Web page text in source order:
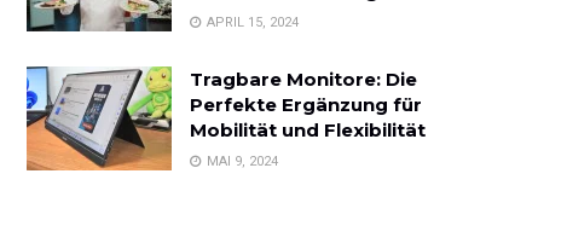
APRIL 15, 2024
Tragbare Monitore: Die
Perfekte Ergänzung für
Mobilität und Flexibilität
MAI 9, 2024